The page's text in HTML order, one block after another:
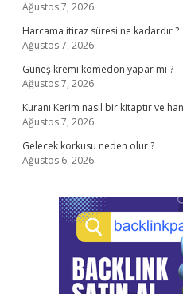
Ağustos 7, 2026
Harcama itiraz süresi ne kadardır ?
Ağustos 7, 2026
Güneş kremi komedon yapar mı ?
Ağustos 7, 2026
Kuranı Kerim nasıl bir kitaptır ve
Ağustos 7, 2026
Gelecek korkusu neden olur ?
Ağustos 6, 2026